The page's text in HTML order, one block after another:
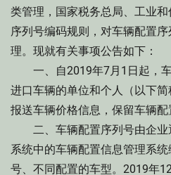
类管理，国家税务总局、工业
序列号编码规则，对车辆配置
理。现就有关事项公告如下：
一、自2019年7月1日起，车
进口车辆的单位和个人（以下简
报送车辆价格信息，保留车辆配
二、车辆配置序列号由企业
系统中的车辆配置信息管理系
号、不同配置的车型。2019年